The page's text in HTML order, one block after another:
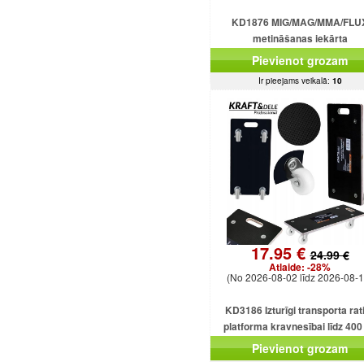
KD1876 MIG/MAG/MMA/
metināšanas iekārta
Pievienot grozam
Ir pieejams veikalā: 10
17.95 €24.99 €
Atlaide: -28%
(No 2026-08-02 līdz 2026-08-
KD3186 Izturīgi transporta
platforma kravnesībai līdz
Pievienot grozam